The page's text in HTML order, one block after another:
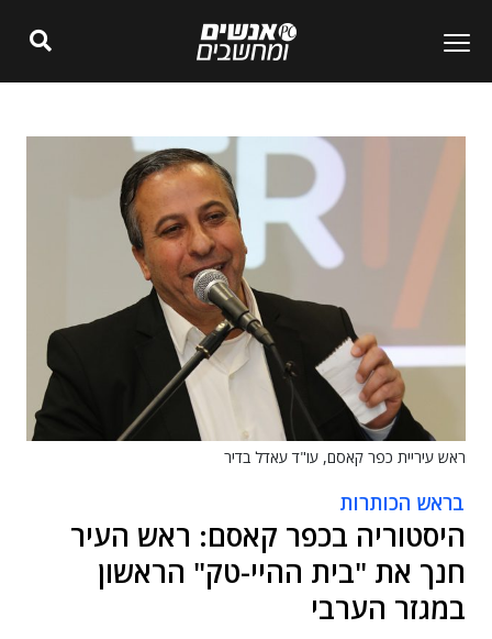
ראש עיריית כפר קאסם, עו"ד עאדל בדיר
בראש הכותרות
היסטוריה בכפר קאסם: ראש העיר
חנך את "בית ההיי-טק" הראשון
במגזר הערבי